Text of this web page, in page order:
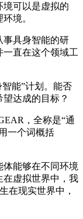
境可以是虚拟的
境。
具身智能的研
一直在这个领域工
能”计划。能否
达成的目标？
，全称是“通
一个词概括
能够在不同环境
在虚拟世界中，我
在现实世界中，